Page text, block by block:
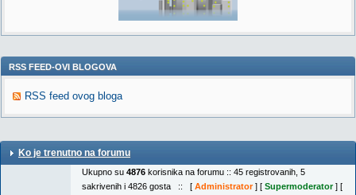
RSS FEED-OVI BLOGOVA
RSS feed ovog bloga
Ko je trenutno na forumu
Ukupno su 4876 korisnika na forumu :: 45 registrovanih, 5
sakrivenih i 4826 gosta :: [ Administrator] [ Supermoderator] [